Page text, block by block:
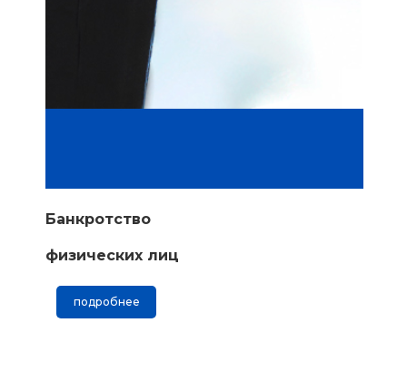
Банкротство
физических лиц
подробнее